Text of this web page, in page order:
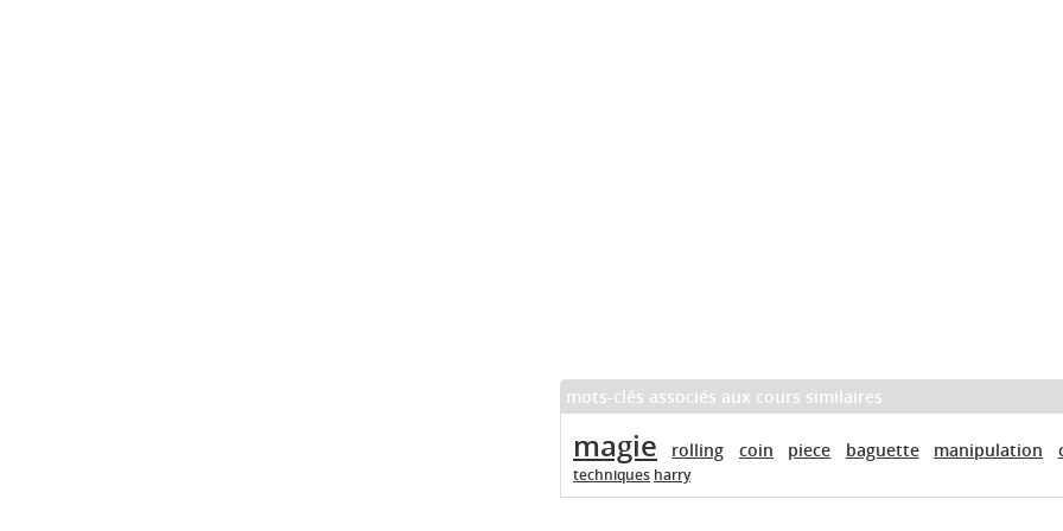
mots-clés associés aux cours similaires
magie rolling coin piece baguette manipulation
techniques harry